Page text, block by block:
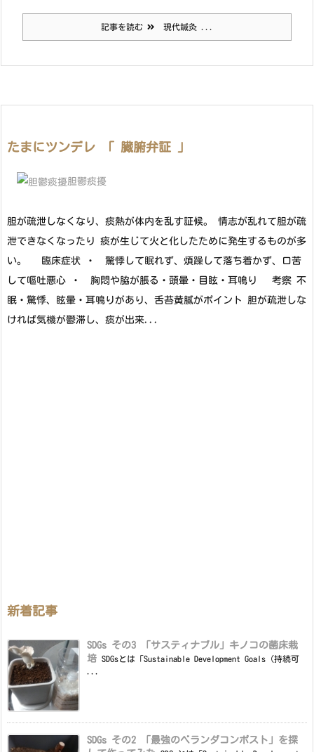
記事を読む 現代鍼灸 ...
たまにツンデレ 「 臓腑弁証 」
胆鬱痰擾
胆が疏泄しなくなり、痰熱が体内を乱す証候。 情志が乱れて胆が疏
泄できなくなったり 痰が生じて火と化したために発生するものが多
い。 臨床症状 ・ 驚悸して眠れず、煩躁して落ち着かず、口苦
して嘔吐悪心 ・ 胸悶や脇が脹る・頭暈・目眩・耳鳴り 考察 不
眠・驚悸、眩暈・耳鳴りがあり、舌苔黄膩がポイント 胆が疏泄しな
ければ気機が鬱滞し、痰が出来...
新着記事
SDGs その3 「サスティナブル」キノコの菌床栽
培 SDGsとは「Sustainable Development Goals（持続可
SDGs その2 「最強のベランダコンポスト」を探